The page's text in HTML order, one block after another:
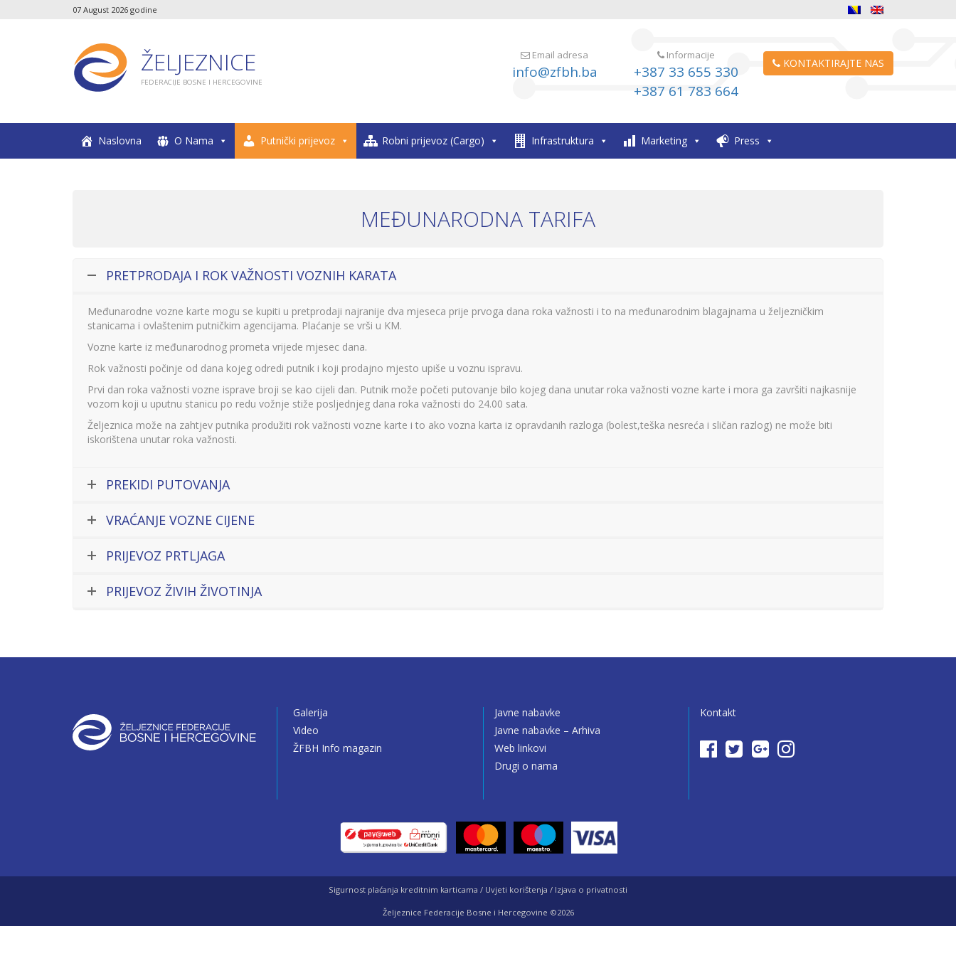
07 August 2026 godine
ŽELJEZNICE
FEDERACIJE BOSNE I HERCEGOVINE
Email adresa
info@zfbh.ba
Informacije
+387 33 655 330
+387 61 783 664
KONTAKTIRAJTE NAS
Naslovna O Nama Putnički prijevoz Robni prijevoz (Cargo) Infrastruktura Marketing Press
MEĐUNARODNA TARIFA
PRETPRODAJA I ROK VAŽNOSTI VOZNIH KARATA
Međunarodne vozne karte mogu se kupiti u pretprodaji najranije dva mjeseca prije prvoga dana roka važnosti i to na međunarodnim blagajnama u željezničkim
stanicama i ovlaštenim putničkim agencijama. Plaćanje se vrši u KM.
Vozne karte iz međunarodnog prometa vrijede mjesec dana.
Rok važnosti počinje od dana kojeg odredi putnik i koji prodajno mjesto upiše u voznu ispravu.
Prvi dan roka važnosti vozne isprave broji se kao cijeli dan. Putnik može početi putovanje bilo kojeg dana unutar roka važnosti vozne karte i mora ga završiti najkasnije
vozom koji u uputnu stanicu po redu vožnje stiže posljednjeg dana roka važnosti do 24.00 sata.
Željeznica može na zahtjev putnika produžiti rok važnosti vozne karte i to ako vozna karta iz opravdanih razloga (bolest,teška nesreća i sličan razlog) ne može biti
iskorištena unutar roka važnosti.
PREKIDI PUTOVANJA
VRAĆANJE VOZNE CIJENE
PRIJEVOZ PRTLJAGA
PRIJEVOZ ŽIVIH ŽIVOTINJA
Galerija
Video
ŽFBH Info magazin
Javne nabavke
Javne nabavke – Arhiva
Web linkovi
Drugi o nama
Kontakt
Sigurnost plaćanja kreditnim karticama / Uvjeti korištenja / Izjava o privatnosti
Željeznice Federacije Bosne i Hercegovine ©2026